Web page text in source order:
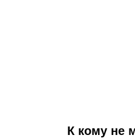
К кому не